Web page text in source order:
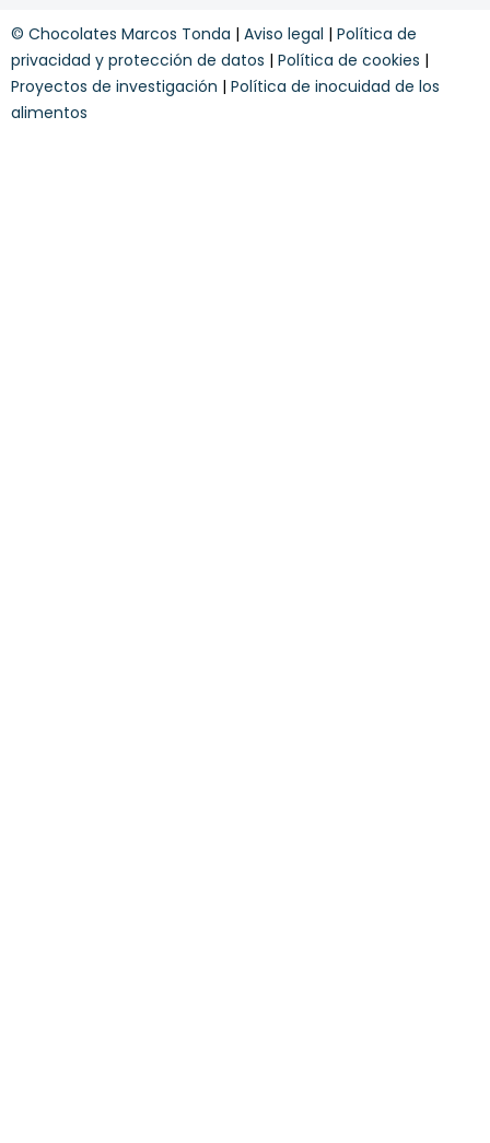
í
b
e
t
e
c
i
o
n
e
c
o
n
d
i
© Chocolates Marcos Tonda | Aviso legal | Política de
privacidad y protección de datos | Política de cookies |
Proyectos de investigación | Política de inocuidad de los
alimentos